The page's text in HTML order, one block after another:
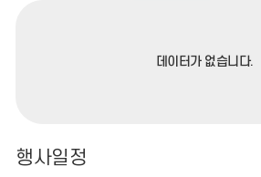
데이터가 없습니다.
행사일정